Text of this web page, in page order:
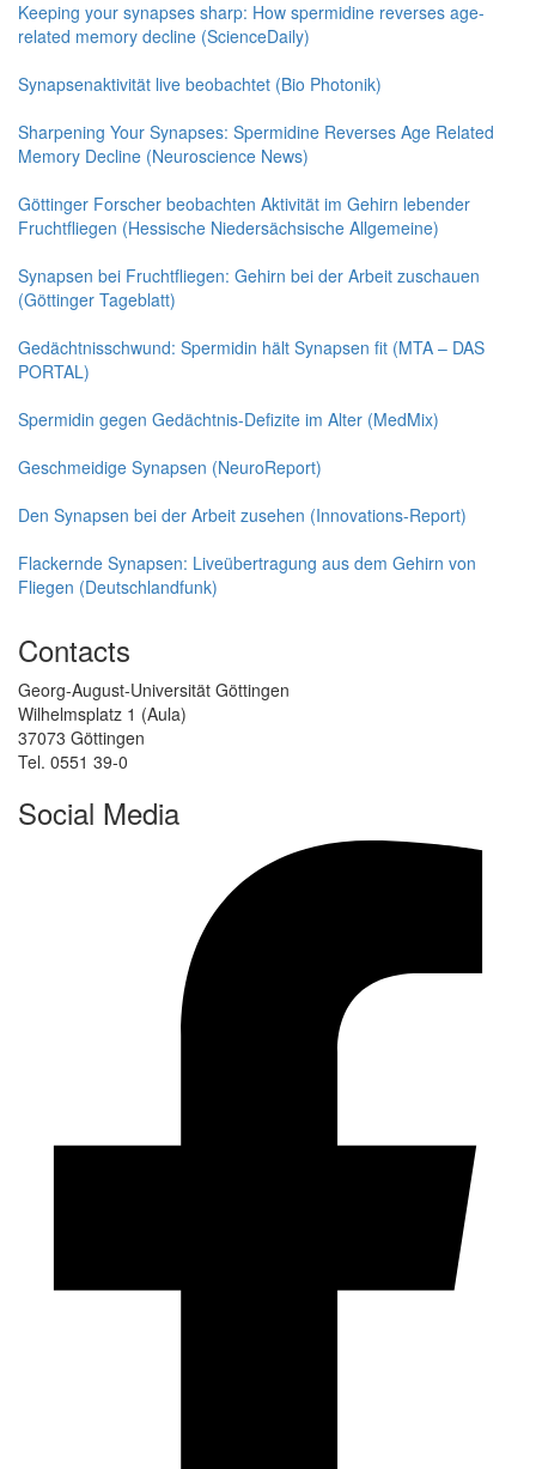
Keeping your synapses sharp: How spermidine reverses age-
related memory decline (ScienceDaily)
Synapsenaktivität live beobachtet (Bio Photonik)
Sharpening Your Synapses: Spermidine Reverses Age Related
Memory Decline (Neuroscience News)
Göttinger Forscher beobachten Aktivität im Gehirn lebender
Fruchtfliegen (Hessische Niedersächsische Allgemeine)
Synapsen bei Fruchtfliegen: Gehirn bei der Arbeit zuschauen
(Göttinger Tageblatt)
Gedächtnisschwund: Spermidin hält Synapsen fit (MTA – DAS
PORTAL)
Spermidin gegen Gedächtnis-Defizite im Alter (MedMix)
Geschmeidige Synapsen (NeuroReport)
Den Synapsen bei der Arbeit zusehen (Innovations-Report)
Flackernde Synapsen: Liveübertragung aus dem Gehirn von
Fliegen (Deutschlandfunk)
Contacts
Georg-August-Universität Göttingen
Wilhelmsplatz 1 (Aula)
37073 Göttingen
Tel. 0551 39-0
Social Media